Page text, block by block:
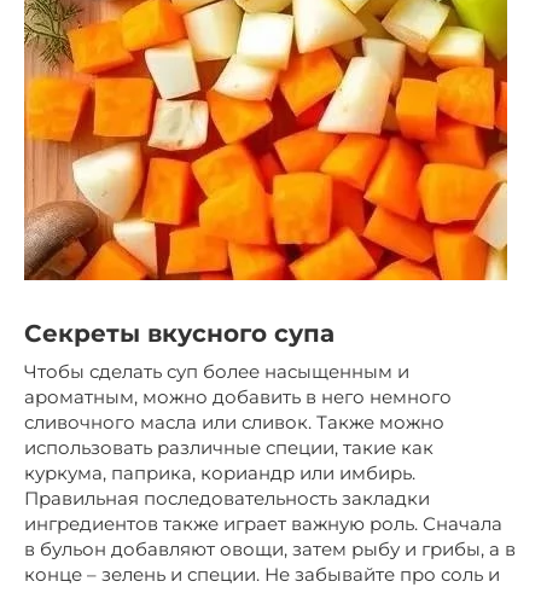
Секреты вкусного супа
Чтобы сделать суп более насыщенным и
ароматным, можно добавить в него немного
сливочного масла или сливок. Также можно
использовать различные специи, такие как
куркума, паприка, кориандр или имбирь.
Правильная последовательность закладки
ингредиентов также играет важную роль. Сначала
в бульон добавляют овощи, затем рыбу и грибы, а в
конце – зелень и специи. Не забывайте про соль и